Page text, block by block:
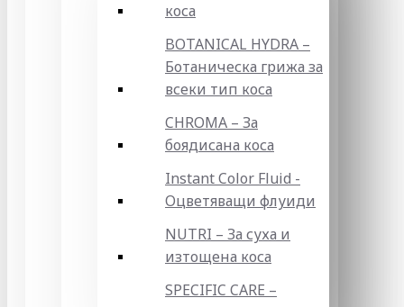
коса
BOTANICAL HYDRA –
Ботаническа грижа за
всеки тип коса
CHROMA – За
боядисана коса
Instant Color Fluid -
Оцветяващи флуиди
NUTRI – За суха и
изтощена коса
SPECIFIC CARE –